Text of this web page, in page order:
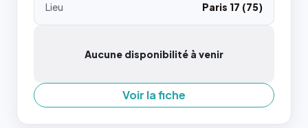
Lieu
Paris 17 (75)
Aucune disponibilité à venir
Voir la fiche